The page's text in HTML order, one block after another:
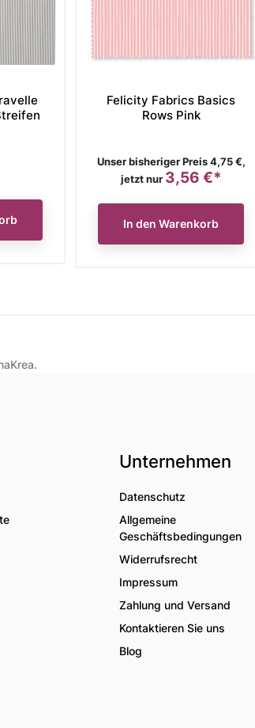
Felicity Fabrics Basics
Rows Pink
Verkaufspreis
Unser bisheriger Preis 4,75 €,
jetzt nur Preis
3,56 €*
In den Warenkorb
Unternehmen
Datenschutz
Allgemeine
Geschäftsbedingungen
Widerrufsrecht
Impressum
Zahlung und Versand
Kontaktieren Sie uns
Blog